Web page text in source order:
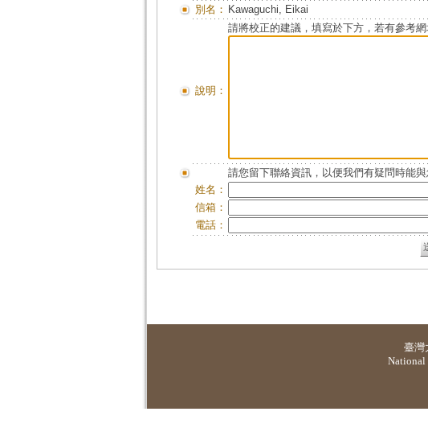
別名： Kawaguchi, Eikai
說明：
請將校正的建議，填寫於下方，若有參考
請您留下聯絡資訊，以便我們有疑問時能
姓名：
信箱：
電話：
臺灣
National